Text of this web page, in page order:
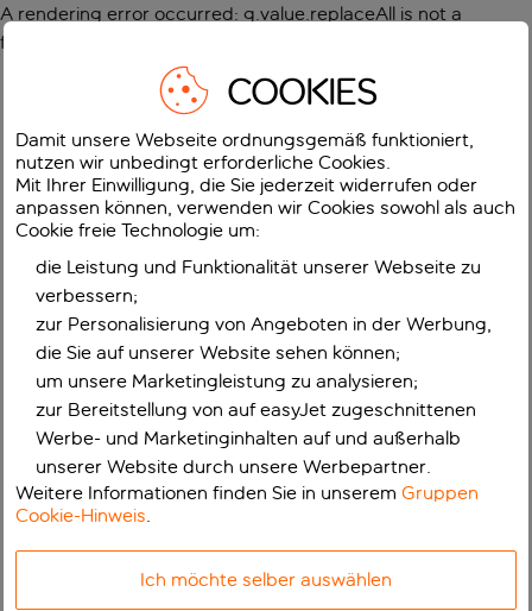
A rendering error occurred: g.value.replaceAll is not a
function
COOKIES
Damit unsere Webseite ordnungsgemäß funktioniert,
nutzen wir unbedingt erforderliche Cookies.
Mit Ihrer Einwilligung, die Sie jederzeit widerrufen oder
anpassen können, verwenden wir Cookies sowohl als auch
Cookie freie Technologie um:
die Leistung und Funktionalität unserer Webseite zu
verbessern;
zur Personalisierung von Angeboten in der Werbung,
die Sie auf unserer Website sehen können;
um unsere Marketingleistung zu analysieren;
zur Bereitstellung von auf easyJet zugeschnittenen
Werbe- und Marketinginhalten auf und außerhalb
unserer Website durch unsere Werbepartner.
Weitere Informationen finden Sie in unseremGruppen
Cookie-Hinweis.
Ich möchte selber auswählen